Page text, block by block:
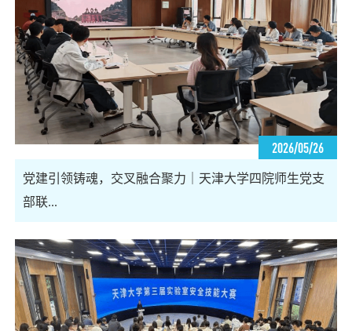
2026/05/26
党建引领铸魂，交叉融合聚力｜天津大学四院师生党支
部联...